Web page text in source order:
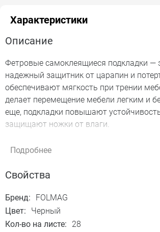
Характеристики
Описание
Фетровые самоклеящиеся подкладки —
надежный защитник от царапин и
обеспечивают мягкость при трении
делает перемещение мебели легким и
еще, подкладки повышают
защищают ножки от влаги.
Просто удалите защитный слой и
займет всего пару минут, и ваша мебель
лишнего шума.
Подробнее
Свойства
Бренд:
FOLMAG
Цвет:
Черный
Кол-во на листе:
28